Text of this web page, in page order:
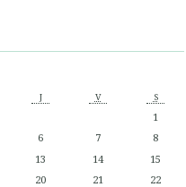
J V S
1
6 7
8
13 14
15
20 21
22